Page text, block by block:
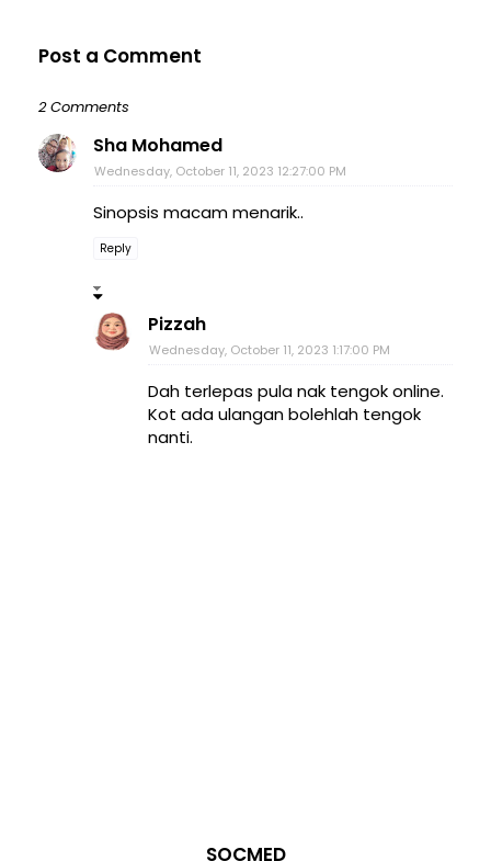
Post a Comment
2 Comments
Sha Mohamed
Wednesday, October 11, 2023 12:27:00 PM
Sinopsis macam menarik..
Reply
Pizzah
Wednesday, October 11, 2023 1:17:00 PM
Dah terlepas pula nak tengok online.
Kot ada ulangan bolehlah tengok
nanti.
SOCMED